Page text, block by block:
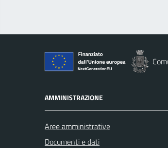
AMMINISTRAZIONE
Aree amministrative
Documenti e dati